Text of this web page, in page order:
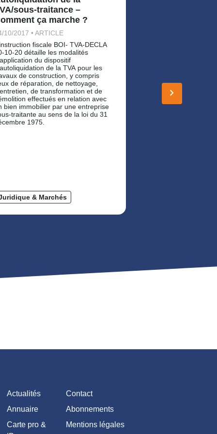
sous-traitance –
ça marche ?
10/2017 • ARTICLE
fiscale BOI- TVA-DECLA
10-20 détaille les modalités
du dispositif
de la TVA pour les
de construction, y compris
de réparation, de nettoyage,
de transformation et de
effectués en relation avec
bien immobilier par une entreprise
traitante au sens de la loi du 31
1975.
& Marchés
champs de la
véhicules de
2025 et que les
keyboard_arrow_right
Actualités
Annuaire
Carte pro &
Contact
Abonnements
Mentions légales